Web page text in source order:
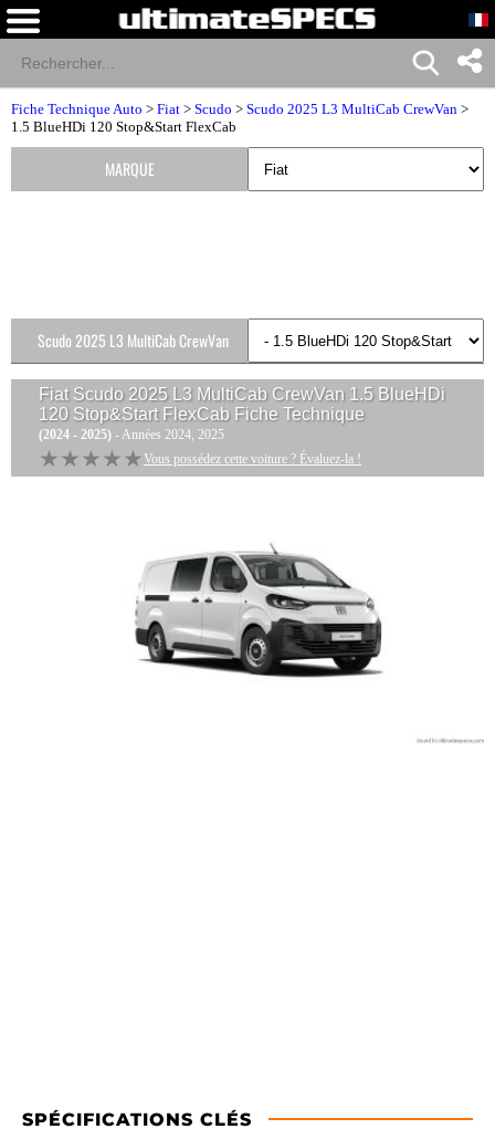
Fiche Technique Auto > Fiat > Scudo > Scudo 2025 L3 MultiCab CrewVan >
1.5 BlueHDi 120 Stop&Start FlexCab
Fiat Scudo 2025 L3 MultiCab CrewVan 1.5 BlueHDi
120 Stop&Start FlexCab Fiche Technique
(2024 - 2025) - Années 2024, 2025
★★★★★
★★★★★ Vous possédez cette voiture ? Évaluez-la !
SPÉCIFICATIONS CLÉS
MARQUE
Scudo 2025 L3 MultiCab CrewVan
Versions